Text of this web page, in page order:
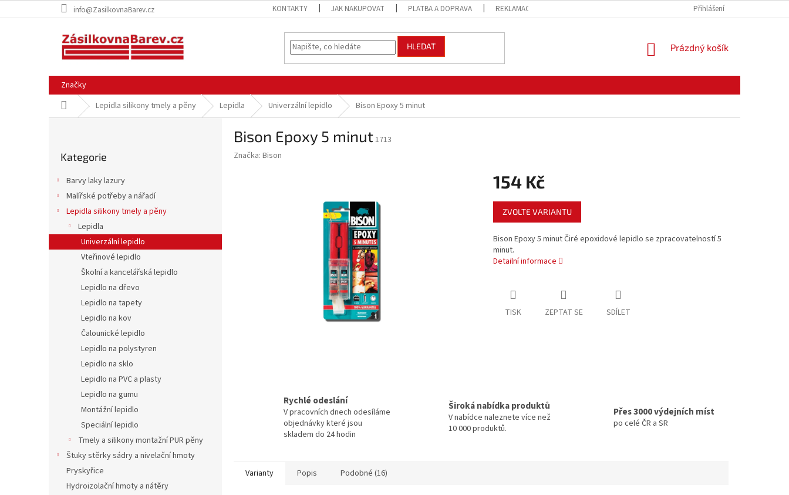
na
info@ZasilkovnaBarev.cz KONTAKTY JAK NAKUPOVAT PLATBA A DOPRAVA REKLAMACE ZBOŽÍ PODMÍNKY OCHRANY
Přihlášení
HLEDAT
NÁKUPNÍ
Prázdný košík
Značky
Domů Lepidla silikony tmely a pěny Lepidla Univerzální lepidlo Bison Epoxy 5 minut
a
kategorie
Kategorie
Barvy laky lazury
Malířské potřeby a nářadí
Lepidla silikony tmely a pěny
Lepidla
Univerzální lepidlo
Vteřinové lepidlo
Školní a kancelářská lepidlo
Lepidlo na dřevo
Lepidlo na tapety
Lepidlo na kov
Čalounické lepidlo
Lepidlo na polystyren
Lepidlo na sklo
Lepidlo na PVC a plasty
Lepidlo na gumu
Montážní lepidlo
Speciální lepidlo
Tmely a silikony montažní PUR pěny
Štuky stěrky sádry a nivelační hmoty
Pryskyřice
Hydroizolační hmoty a nátěry
Bison Epoxy 5 minut1713
Značka: Bison
154 Kč
Měrná
cena:
ZVOLTE VARIANTU
Bison Epoxy 5 minut Čiré epoxidové lepidlo se zpracovatelností 5
minut.
Detailní informace
TISK ZEPTAT SE SDÍLET
Rychlé odeslání
V pracovních dnech odesíláme
objednávky které jsou
skladem do 24 hodin
Široká nabídka produktů
V nabídce naleznete více než
10 000 produktů.
Přes 3000 výdejních míst
po celé ČR a SR
Varianty Popis Podobné (16)